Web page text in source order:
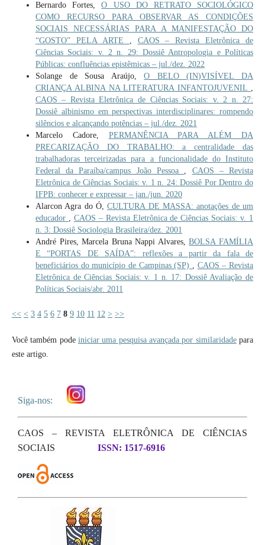
Bernardo Fortes,O USO DO RETRATO SOCIOLÓGICO
COMO RECURSO PARA OBSERVAR AS CONDIÇÕES
SOCIAIS NECESSÁRIAS PARA A MANIFESTAÇÃO DO
“GOSTO” PELA ARTE , CAOS – Revista Eletrônica de
Ciências Sociais: v. 2 n. 29: Dossiê Antropologia e Políticas
Públicas: confluências epistêmicas – jul./dez. 2022
Solange de Sousa Araújo,O BELO (IN)VISÍVEL DA
CRIANÇA ALBINA NA LITERATURA INFANTOJUVENIL ,
CAOS – Revista Eletrônica de Ciências Sociais: v. 2 n. 27:
Dossiê albinismo em perspectivas interdisciplinares: rompendo
silêncios e alcançando potências – jul./dez. 2021
Marcelo Cadore, PERMANÊNCIA PARA ALÉM DA
PRECARIZAÇÃO DO TRABALHO: a centralidade das
trabalhadoras terceirizadas para a funcionalidade do Instituto
Federal da Paraíba/campus João Pessoa , CAOS – Revista
Eletrônica de Ciências Sociais: v. 1 n. 24: Dossiê Por Dentro do
IFPB: conhecer e expressar – jan./jun. 2020
Alarcon Agra do Ó,CULTURA DE MASSA: anotações de um
educador , CAOS – Revista Eletrônica de Ciências Sociais: v. 1
n. 3: Dossiê Sociologia Brasileira/dez. 2001
André Pires, Marcela Bruna Nappi Alvares,BOLSA FAMÍLIA
E “PORTAS DE SAÍDA”: reflexões a partir da fala de
beneficiários do município de Campinas (SP) , CAOS – Revista
Eletrônica de Ciências Sociais: v. 1 n. 17: Dossiê Avaliação de
Políticas Sociais/abr. 2011
<< < 3 4 5 6 7 8 9 10 11 12 > >>
Você também pode iniciar uma pesquisa avançada por similaridadepara
este artigo.
Siga-nos:
CAOS – REVISTA ELETRÔNICA DE CIÊNCIAS
SOCIAIS
ISSN: 1517-6916